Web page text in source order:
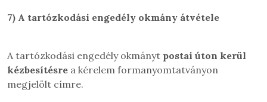
7) A tartózkodási engedély okmány átvétele
A tartózkodási engedély okmányt postai úton kerül
kézbesítésre a kérelem formanyomtatványon
megjelölt címre.